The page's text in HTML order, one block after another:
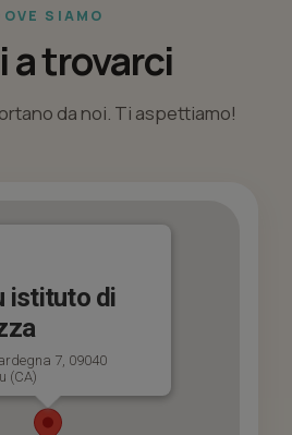
SIAMO
a trovarci
da noi. Ti aspettiamo!
istituto di
7, 09040
(CA)